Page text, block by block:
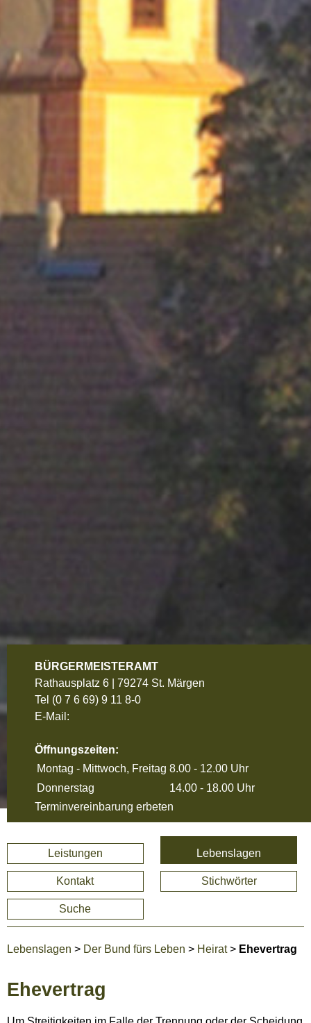
BÜRGERMEISTERAMT
Rathausplatz 6 | 79274 St. Märgen
Tel (0 7 6 69) 9 11 8-0
E-Mail:
Öffnungszeiten:
Montag - Mittwoch, Freitag 8.00 - 12.00 Uhr
Donnerstag
14.00 - 18.00 Uhr
Terminvereinbarung erbeten
Leistungen Lebenslagen
Kontakt Stichwörter
Suche
Lebenslagen > Der Bund fürs Leben > Heirat> Ehevertrag
Ehevertrag